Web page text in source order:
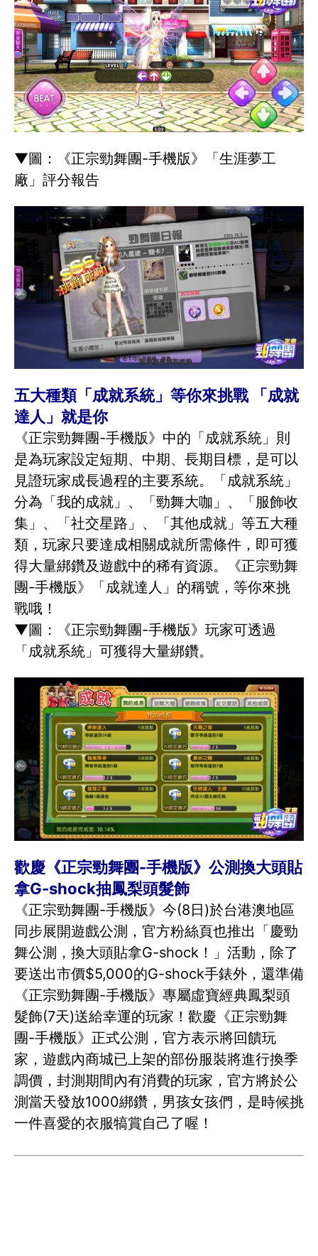
▼圖：《正宗勁舞團-手機版》「生涯夢工
廠」評分報告
五大種類「成就系統」等你來挑戰 「成就
達人」就是你
《正宗勁舞團-手機版》中的「成就系統」則
是為玩家設定短期、中期、長期目標，是可以
見證玩家成長過程的主要系統。「成就系統」
分為「我的成就」、「勁舞大咖」、「服飾收
集」、「社交星路」、「其他成就」等五大種
類，玩家只要達成相關成就所需條件，即可獲
得大量綁鑽及遊戲中的稀有資源。《正宗勁舞
團-手機版》「成就達人」的稱號，等你來挑
戰哦！
▼圖：《正宗勁舞團-手機版》玩家可透過
「成就系統」可獲得大量綁鑽。
歡慶《正宗勁舞團-手機版》公測換大頭貼
拿G-shock抽鳳梨頭髮飾
《正宗勁舞團-手機版》今(8日)於台港澳地區
同步展開遊戲公測，官方粉絲頁也推出「慶勁
舞公測，換大頭貼拿G-shock！」活動，除了
要送出市價$5,000的G-shock手錶外，還準備
《正宗勁舞團-手機版》專屬虛寶經典鳳梨頭
髮飾(7天)送給幸運的玩家！歡慶《正宗勁舞
團-手機版》正式公測，官方表示將回饋玩
家，遊戲內商城已上架的部份服裝將進行換季
調價，封測期間內有消費的玩家，官方將於公
測當天發放1000綁鑽，男孩女孩們，是時候挑
一件喜愛的衣服犒賞自己了喔！